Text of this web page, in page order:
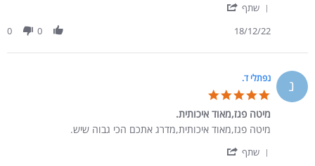
שתף
18/12/22
0
0
נ נפתלי ד.
מיטה פגז,מאוד איכותית.
Review by נפתלי ד. on 1 Dec 2022
review stating מיטה פגז,מאוד איכותית.
מיטה פגז,מאוד איכותית,מדרג אתכם הכי גבוה שיש.
שתף